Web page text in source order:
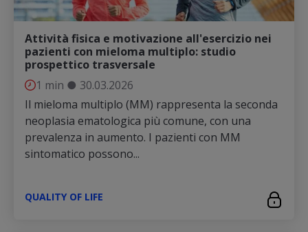
Attività fisica e motivazione all'esercizio nei
pazienti con mieloma multiplo: studio
prospettico trasversale
1 min ● 30.03.2026
Il mieloma multiplo (MM) rappresenta la seconda
neoplasia ematologica più comune, con una
prevalenza in aumento. I pazienti con MM
sintomatico possono...
QUALITY OF LIFE